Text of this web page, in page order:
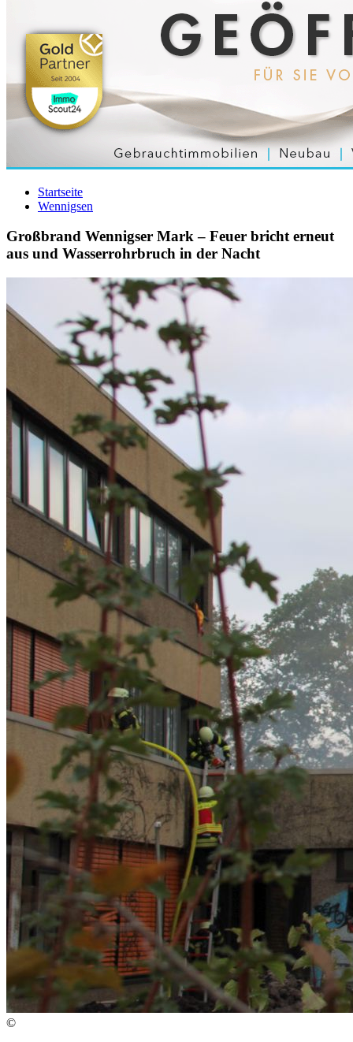
Startseite
Wennigsen
Großbrand Wennigser Mark – Feuer bricht erneut
aus und Wasserrohrbruch in der Nacht
©